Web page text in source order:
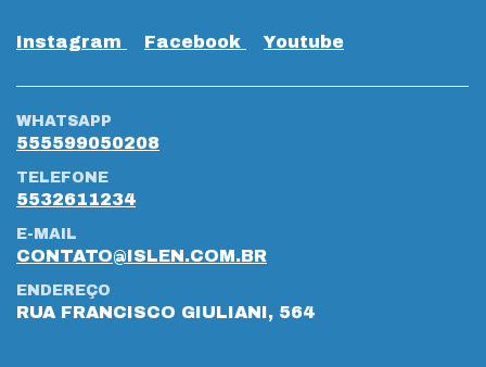
Instagram Facebook Youtube
WHATSAPP
555599050208
TELEFONE
5532611234
E-MAIL
CONTATO@ISLEN.COM.BR
ENDEREÇO
RUA FRANCISCO GIULIANI, 564